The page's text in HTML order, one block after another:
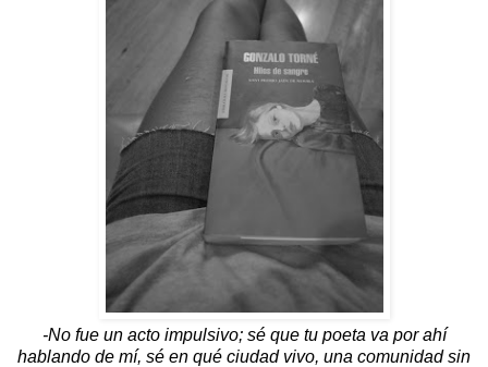
-No fue un acto impulsivo; sé que tu poeta va por ahí
hablando de mí, sé en qué ciudad vivo, una comunidad sin